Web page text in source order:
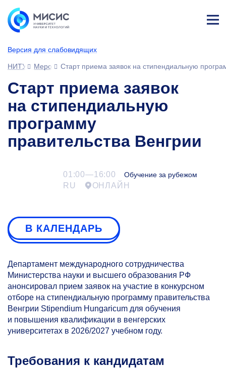
Версия для слабовидящих
ине
НИТУ МИСИСМероприятияСтарт приема заявок на стипендиальную
Старт приема заявок
на стипендиальную
программу
правительства Венгрии
01:00—16:00 Обучение за рубежом
RU ОНЛАЙН
В КАЛЕНДАРЬ
Департамент международного сотрудничества
Министерства науки и высшего образования РФ
анонсировал прием заявок на участие в конкурсном
отборе на стипендиальную программу правительства
Венгрии Stipendium Hungaricum для обучения
и повышения квалификации в венгерских
университетах в 2026/2027 учебном году.
Требования к кандидатам